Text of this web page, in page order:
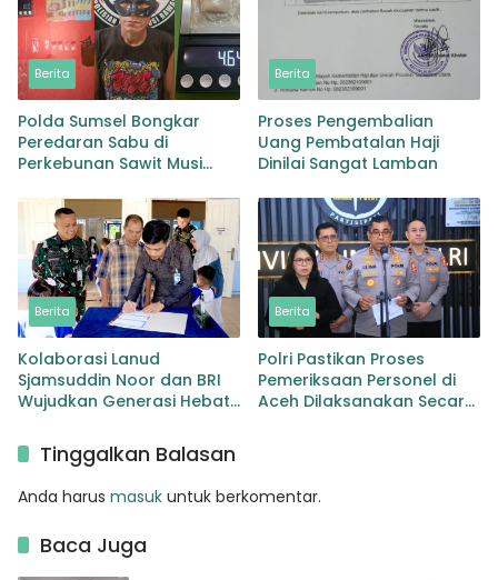
Berita
Polda Sumsel Bongkar
Peredaran Sabu di
Perkebunan Sawit Musi
dengan Barang Bukti Sabu
dan Timbangan
Berita
Proses Pengembalian
Uang Pembatalan Haji
Dinilai Sangat Lamban
Berita
Kolaborasi Lanud
Sjamsuddin Noor dan BRI
Wujudkan Generasi Hebat
Hadirkan Harapan bagi
masa depan Bangsa
Berita
Polri Pastikan Proses
Pemeriksaan Personel di
Aceh Dilaksanakan Secara
Tinggalkan Balasan
Anda harus masuk untuk berkomentar.
Baca Juga